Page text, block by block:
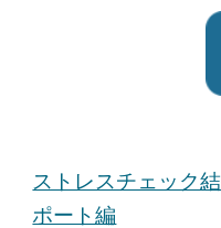
ストレスチェック
ポート編